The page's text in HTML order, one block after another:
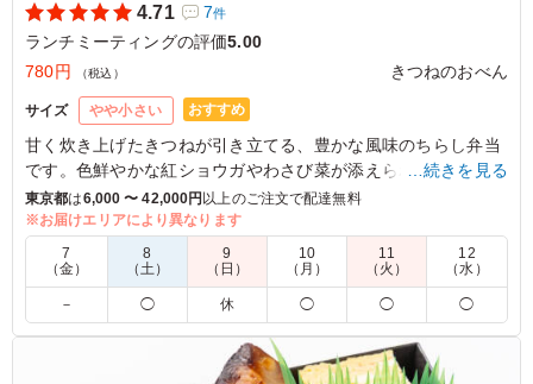
4.71 7件
ランチミーティングの評価5.00
780円
（税込） きつねのおべん
サイズ やや小さい おすすめ
甘く炊き上げたきつねが引き立てる、豊かな風味のちらし弁当
です。色鮮やかな紅ショウガやわさび菜が添えられ、見た目に
も楽しめます。きつねのおべんの弁当は、イベントや文化祭に
最適です。
5.0
玉子の黄色と人参のオレンジ、きぬさやの緑が、とっても
きれいで、食べる前から気分が上がりました。しっかり濃
いめに味付けされたお揚げと玉子のそぼろが、白いご飯と
…続きを見る
東京都は6,000 〜 42,000円以上のご注文で配達無料
※お届けエリアにより異なります
7
（金）
8
（土）
9
（日）
10
（月）
11
（火）
12
（水）
－ ◯ 休 ◯ ◯ ◯